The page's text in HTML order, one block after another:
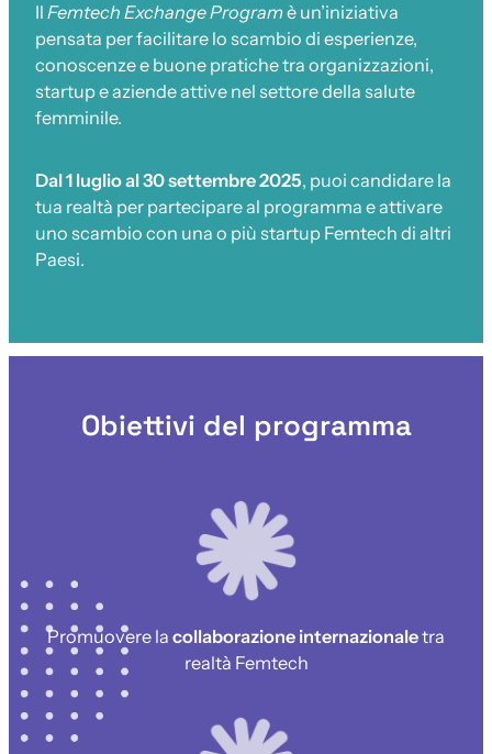
Il Femtech Exchange Programè un’iniziativa
pensata per facilitare lo scambio di esperienze,
conoscenze e buone pratiche tra organizzazioni,
startup e aziende attive nel settore della salute
femminile.
Dal 1 luglio al 30 settembre 2025, puoi candidare la
tua realtà per partecipare al programma e attivare
uno scambio con una o più startup Femtech di altri
Paesi.
Obiettivi del programma
Promuovere la collaborazione internazionaletra
realtà Femtech